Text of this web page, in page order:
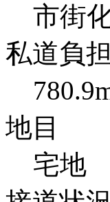
市街
私道負
地目
宅地